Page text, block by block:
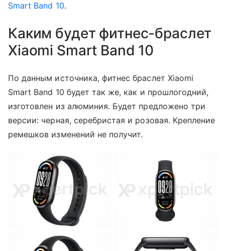
Smart Band 10.
Каким будет фитнес-браслет
Xiaomi Smart Band 10
По данным источника, фитнес браслет Xiaomi
Smart Band 10 будет так же, как и прошлогодний,
изготовлен из алюминия. Будет предложено три
версии: черная, серебристая и розовая. Крепление
ремешков изменений не получит.